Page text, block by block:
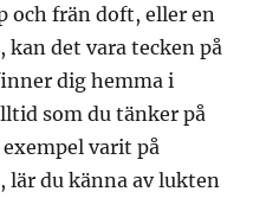
och frän doft, eller en
det vara tecken på
dig hemma i
som du tänker på
varit på
lär du känna av lukten